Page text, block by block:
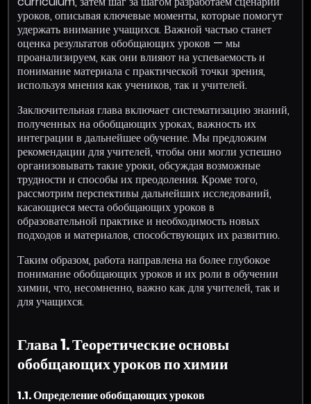
уроков, описывая ключевые моменты, которые помогут
удержать внимание учащихся. Важной частью станет
оценка результатов обобщающих уроков — мы
проанализируем, как они влияют на успеваемость и
понимание материала с практической точки зрения,
используя мнения как учеников, так и учителей.
Заключительная глава включает систематизацию знаний,
полученных на обобщающих уроках, важность их
интеграции в дальнейшее обучение. Мы предложим
рекомендации для учителей, чтобы они могли успешно
организовывать такие уроки, обсуждая возможные
трудности и способы их преодоления. Кроме того,
рассмотрим перспективы дальнейших исследований,
касающиеся места обобщающих уроков в
образовательной практике и необходимость новых
подходов и материалов, способствующих их развитию.
Таким образом, работа направлена на более глубокое
понимание обобщающих уроков и их роли в обучении
химии, что, несомненно, важно как для учителей, так и
для учащихся.
Глава 1. Теоретические основы
обобщающих уроков по химии
1.1. Определение обобщающих уроков